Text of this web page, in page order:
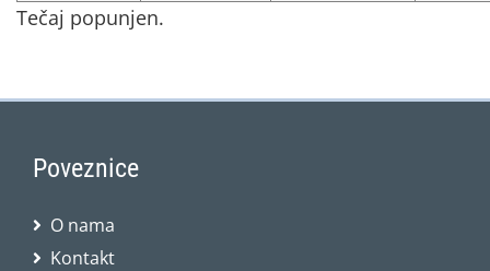
Tečaj popunjen.
Poveznice
O nama
Kontakt